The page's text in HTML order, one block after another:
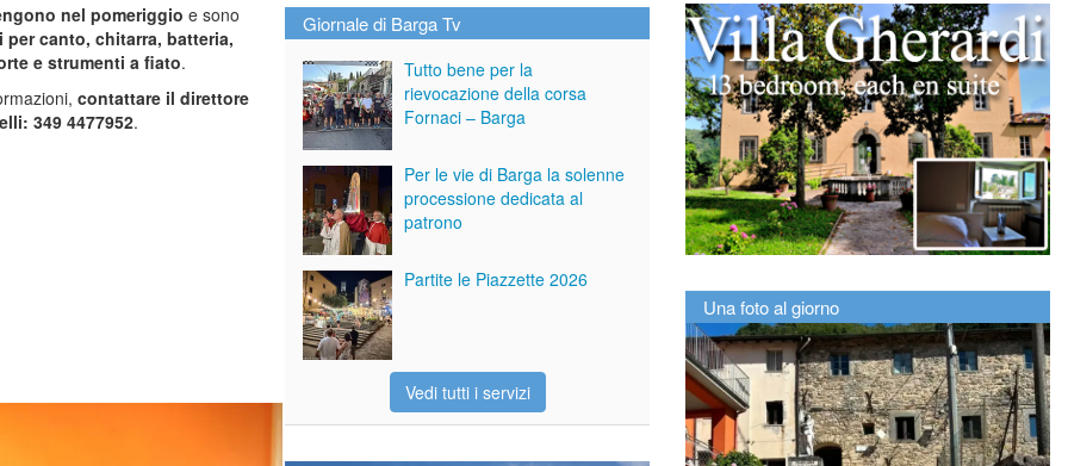
nel pomeriggio e sono
per canto, chitarra, batteria,
e strumenti a fiato.
contattare il direttore
349 4477952.
Giornale di Barga Tv
Tutto bene per la
rievocazione della corsa
Fornaci – Barga
Per le vie di Barga la solenne
processione dedicata al
patrono
Partite le Piazzette 2026
Vedi tutti i servizi
Una foto al giorno